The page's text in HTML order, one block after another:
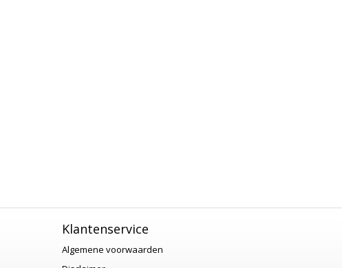
Klantenservice
Algemene voorwaarden